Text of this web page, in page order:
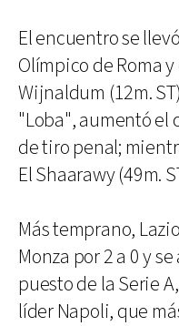
El encuentro se
Olímpico de Roma
Wijnaldum (12m.
"Loba", aumentó el
de tiro penal;
El Shaarawy (49m.
Más temprano,
Monza por 2 a 0 y
puesto de la Serie
líder Napoli, que